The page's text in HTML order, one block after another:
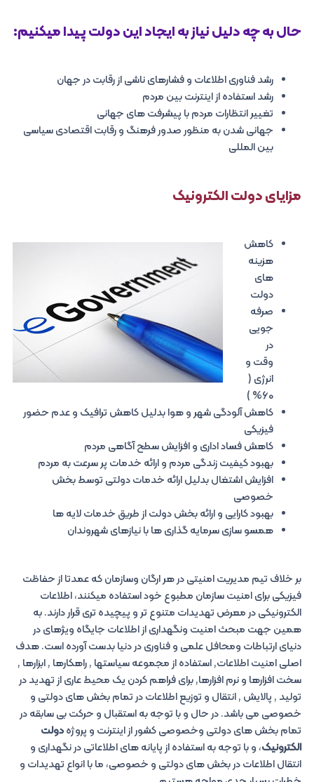
حال به چه دلیل نیاز به ایجاد این دولت پیدا میکنیم:
رشد فناوری اطلاعات و فشارهای ناشی از رقابت در جهان
رشد استفاده از اینترنت بین مردم
تغییر انتظارات مردم با پیشرفت های جهانی
جهانی شدن به منظور صدور فرهنگ و رقابت اقتصادی سیاسی
بین المللی
مزایای دولت الکترونیک
کاهش
هزینه
های
دولت
صرفه
جویی
در
وقت و
انرژی (
60% )
کاهش آلودگی شهر و هوا بدلیل کاهش ترافیک و عدم حضور
فیزیکی
کاهش فساد اداری و افزایش سطح آگاهی مردم
بهبود کیفیت زندگی مردم و ارائه خدمات پر سرعت به مردم
افزایش اشتغال بدلیل ارائه خدمات دولتی توسط بخش
خصوصی
بهبود کارایی و ارائه بخش دولت از طریق خدمات لایه ها
همسو سازی سرمایه گذاری ها با نیازهای شهروندان
بر خلاف تیم مدیریت امنیتی در هر ارگان وسازمان که عمدتا از حفاظت
فیزیکی برای امنیت سازمان مطبوع خود استفاده میکنند، اطلاعات
الکترونیکی در معرض تهدیدات متنوع تر و پیچیده تری قرار دارند. به
همین جهت مبحث امنیت ونگهداری از اطلاعات جایگاه ویژهای در
دنیای ارتباطات ومحافل علمی و فناوری در دنیا بدست آورده است. هدف
اصلی امنیت اطلاعات, استفاده از مجموعه سیاستها , راهکارها , ابزارها ,
سخت افزارها و نرم افزارها, برای فراهم کردن یک محیط عاری از تهدید در
تولید , پالایش , انتقال و توزیع اطلاعات در تمام بخش های دولتی و
خصوصی می باشد. در حال و با توجه به استقبال و حرکت بی سابقه در
تمام بخش های دولتی وخصوصی کشور از اینترنت و پروژهدولت
الکترونیک، و با توجه به استفاده از پایانه های اطلاعاتی در نگهداری و
انتقال اطلاعات در بخش های دولتی و خصوصی، ما با انواع تهدیدات و